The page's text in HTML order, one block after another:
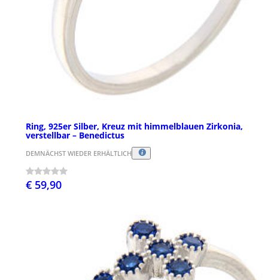
Ring, 925er Silber, Kreuz mit himmelblauen Zirkonia,
verstellbar – Benedictus
DEMNÄCHST WIEDER ERHÄLTLICH
€ 59,90